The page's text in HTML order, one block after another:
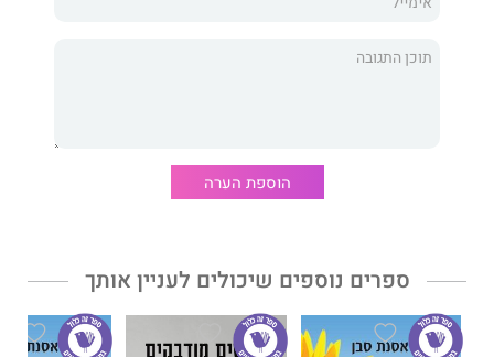
קדימה למרות הכל.
הוספת הערה
ספרים נוספים שיכולים לעניין אותך